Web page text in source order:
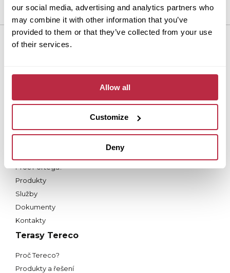
our social media, advertising and analytics partners who
may combine it with other information that you’ve
provided to them or that they’ve collected from your use
of their services.
Allow all
Customize
Deny
Dlažba Fortelock
Nástroje
Kontakty
Proč Fortega?
Produkty
Služby
Dokumenty
Kontakty
Terasy Tereco
Proč Tereco?
Produkty a řešení